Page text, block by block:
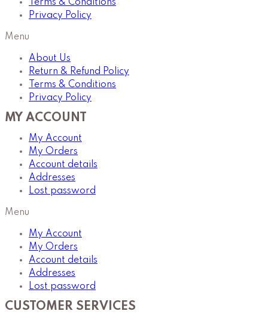
Terms & Conditions
Privacy Policy
Menu
About Us
Return & Refund Policy
Terms & Conditions
Privacy Policy
MY ACCOUNT
My Account
My Orders
Account details
Addresses
Lost password
Menu
My Account
My Orders
Account details
Addresses
Lost password
CUSTOMER SERVICES